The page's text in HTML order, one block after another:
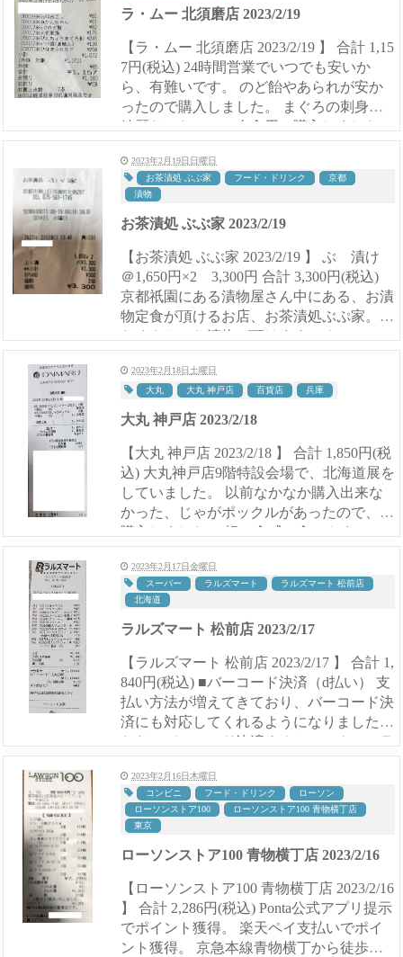
ラ・ムー 北須磨店 2023/2/19
【ラ・ムー 北須磨店 2023/2/19 】 合計 1,15
7円(税込) 24時間営業でいつでも安いか
ら、有難いです。 のど飴やあられが安か
ったので購入しました。 まぐろの刺身は
綺麗だったので、夕食用に購入しました。
鮮度は良かったです。 この日はお菓子関...
2023年2月19日日曜日
お茶漬処 ぶぶ家
フード・ドリンク
京都
漬物
お茶漬処 ぶぶ家 2023/2/19
【お茶漬処 ぶぶ家 2023/2/19 】 ぶゞ漬け
＠1,650円×2 3,300円 合計 3,300円(税込)
京都祇園にある漬物屋さん中にある、お漬
物定食が頂けるお店、お茶漬処ぶぷ家。
たくさんのお漬物が頂けます。 おひつに
入ったご飯や赤だしはおか...
2023年2月18日土曜日
大丸 大丸 神戸店 百貨店 兵庫
大丸 神戸店 2023/2/18
【大丸 神戸店 2023/2/18 】 合計 1,850円(税
込) 大丸神戸店9階特設会場で、北海道展を
していました。 以前なかなか購入出来な
かった、じゃがポックルがあったので、即
購入しました。 軽い食感で食べやすいの
がいいですね。 今回チーズがかかったカ
リ...2023年2月17日金曜日
スーパー
ラルズマート
ラルズマート 松前店
北海道
ラルズマート 松前店 2023/2/17
【ラルズマート 松前店 2023/2/17 】 合計 1,
840円(税込) ■バーコード決済（d払い） 支
払い方法が増えてきており、バーコード決
済にも対応してくれるようになりました。
ただ、バーコード決済するとアークスのラ
ラポイントがつかないため、ちょっと残念
です。 ...
2023年2月16日木曜日
コンビニ
フード・ドリンク
ローソン
ローソンストア100
ローソンストア100 青物横丁店
東京
ローソンストア100 青物横丁店 2023/2/16
【ローソンストア100 青物横丁店 2023/2/16
】 合計 2,286円(税込) Ponta公式アプリ提示
でポイント獲得。 楽天ペイ支払いでポイ
ント獲得。 京急本線青物横丁から徒歩５